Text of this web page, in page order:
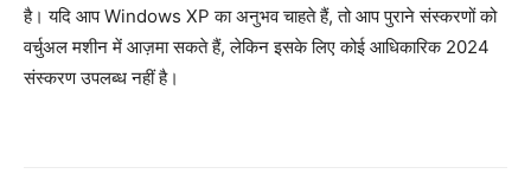
है। यदि आप Windows XP का अनुभव चाहते हैं, तो आप पुराने संस्करणों को
वर्चुअल मशीन में आज़मा सकते हैं, लेकिन इसके लिए कोई आधिकारिक 2024
संस्करण उपलब्ध नहीं है।